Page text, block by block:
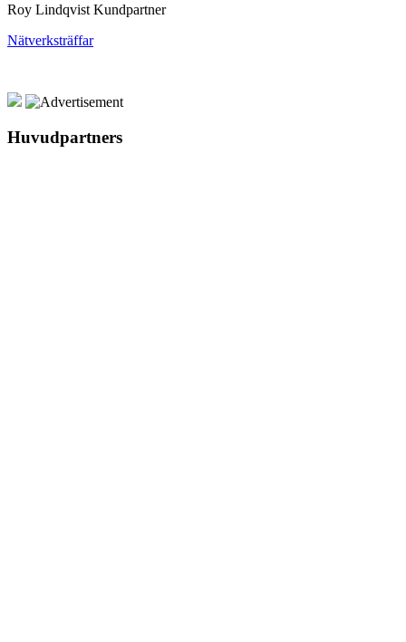
Roy Lindqvist Kundpartner
Nätverksträffar
Huvudpartners